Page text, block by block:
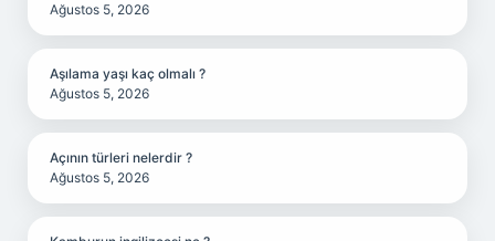
Ağustos 5, 2026
Aşılama yaşı kaç olmalı ?
Ağustos 5, 2026
Açının türleri nelerdir ?
Ağustos 5, 2026